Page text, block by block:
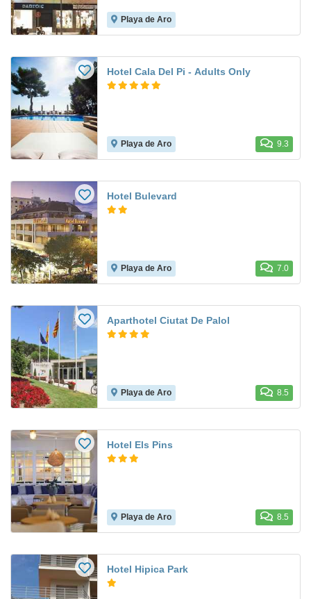
Playa de Aro
Hotel Cala Del Pi - Adults Only
Playa de Aro 9.3
Hotel Bulevard
Playa de Aro 7.0
Aparthotel Ciutat De Palol
Playa de Aro 8.5
Hotel Els Pins
Playa de Aro 8.5
Hotel Hipica Park